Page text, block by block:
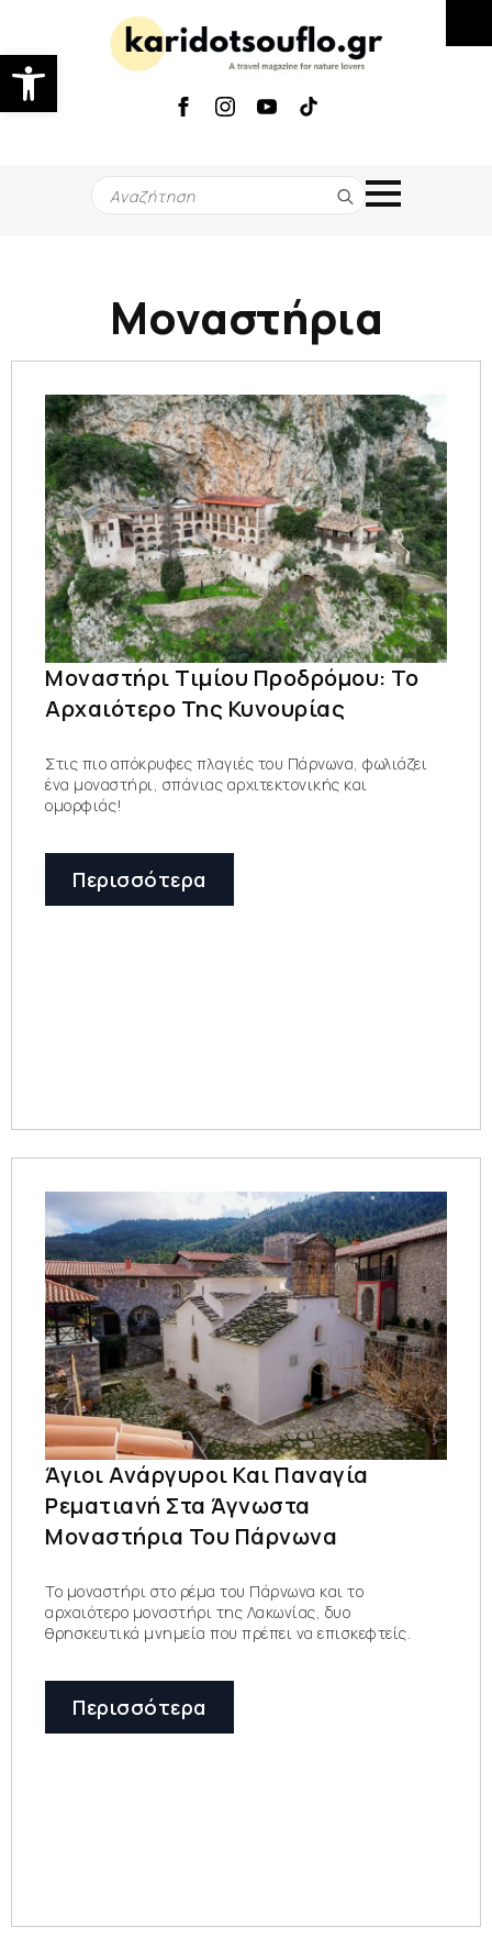
Ανοίξτε τη γραμμή εργαλείων
Search
for:
Μοναστήρια
Μοναστήρι Τιμίου Προδρόμου: Το
Αρχαιότερο Της Κυνουρίας
Στις πιο απόκρυφες πλαγιές του Πάρνωνα, φωλιάζει
ένα μοναστήρι, σπάνιας αρχιτεκτονικής και
ομορφιάς!
Περισσότερα
Άγιοι Ανάργυροι Και Παναγία
Ρεματιανή Στα Άγνωστα
Μοναστήρια Του Πάρνωνα
Το μοναστήρι στο ρέμα του Πάρνωνα και το
αρχαιότερο μοναστήρι της Λακωνίας, δυο
θρησκευτικά μνημεία που πρέπει να επισκεφτείς.
Περισσότερα